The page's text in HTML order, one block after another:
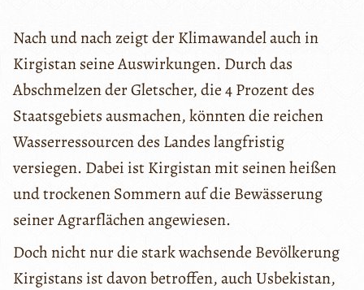
Nach und nach zeigt der Klimawandel auch in
Kirgistan seine Auswirkungen. Durch das
Abschmelzen der Gletscher, die 4 Prozent des
Staatsgebiets ausmachen, könnten die reichen
Wasserressourcen des Landes langfristig
versiegen. Dabei ist Kirgistan mit seinen heißen
und trockenen Sommern auf die Bewässerung
seiner Agrarflächen angewiesen.
Doch nicht nur die stark wachsende Bevölkerung
Kirgistans ist davon betroffen, auch Usbekistan,